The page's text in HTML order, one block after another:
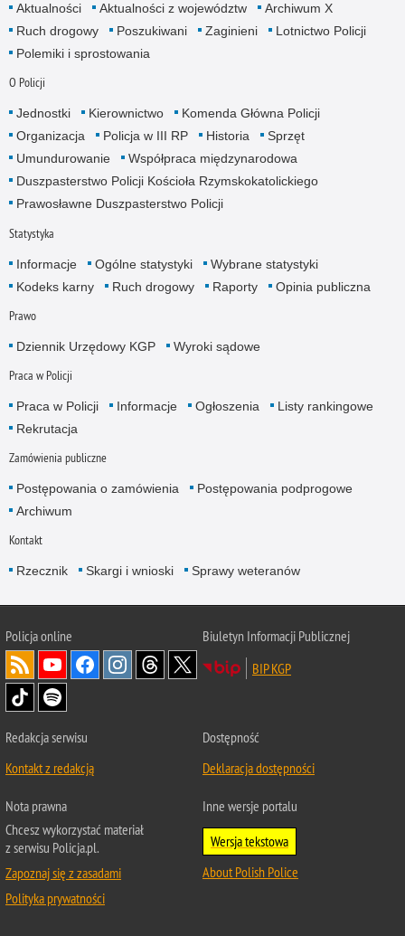
Aktualności Aktualności z województw
Archiwum X
Ruch drogowy
Poszukiwani Zaginieni
Lotnictwo Policji
Polemiki i sprostowania
O Policji
Jednostki Kierownictwo
Komenda Główna Policji
Organizacja
Policja w III RP Historia
Sprzęt
Umundurowanie
Współpraca międzynarodowa
Duszpasterstwo Policji Kościoła Rzymskokatolickiego
Prawosławne Duszpasterstwo Policji
Statystyka
Informacje Ogólne statystyki
Wybrane statystyki
Kodeks karny
Ruch drogowy Raporty Opinia publiczna
Prawo
Dziennik Urzędowy KGP Wyroki sądowe
Praca w Policji
Praca w Policji Informacje Ogłoszenia
Listy rankingowe
Rekrutacja
Zamówienia publiczne
Postępowania o zamówienia
Postępowania podprogowe
Archiwum
Kontakt
Rzecznik Skargi i wnioski Sprawy weteranów
Policjaonline
Biuletyn Informacji Publicznej
BIP KGP
Redakcja serwisu
Kontakt z redakcją
Dostępność
Deklaracja dostępności
Nota prawna
Chcesz wykorzystać materiał
z serwisu Policja.pl.
Zapoznaj się z zasadami
Polityka prywatności
Inne wersje portalu
Wersja tekstowa
About Polish Police